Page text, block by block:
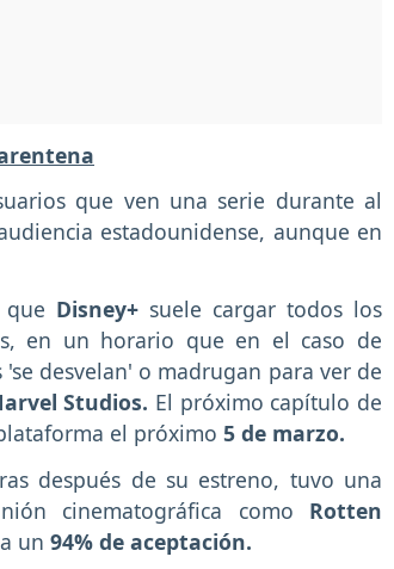
que ven una serie durante al
estadounidense, aunque en
Disney+ suele cargar todos los
en un horario que en el caso de
desvelan' o madrugan para ver de
Studios. El próximo capítulo de
el próximo 5 de marzo.
después de su estreno, tuvo una
cinematográfica como Rotten
un 94% de aceptación.